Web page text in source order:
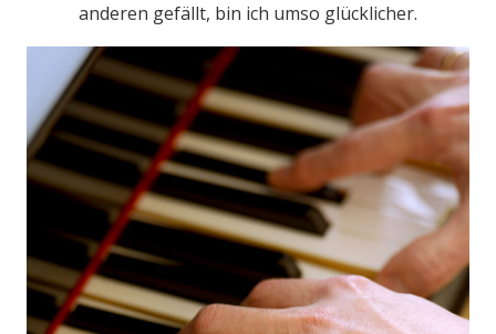
anderen gefällt, bin ich umso glücklicher.